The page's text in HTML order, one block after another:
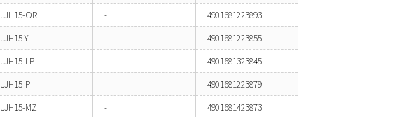
JJH15-OR
-
4901681223893
JJH15-Y
-
4901681223855
JJH15-LP
-
4901681323845
JJH15-P
-
4901681223879
JJH15-MZ
-
4901681423873